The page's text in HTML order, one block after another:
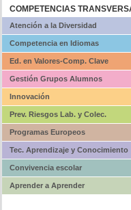
COMPETENCIAS
Atención a la Diversidad
Competencia en Idiomas
Ed. en Valores-Comp. Clave
Gestión Grupos Alumnos
Innovación
Prev. Riesgos Lab. y Colec.
Programas Europeos
Tec. Aprendizaje y Conocimiento
Convivencia escolar
Aprender a Aprender